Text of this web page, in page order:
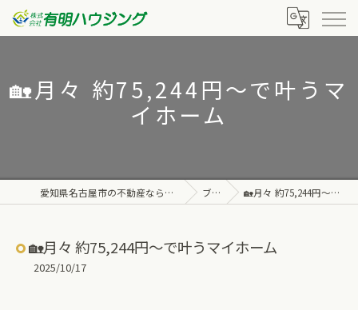
🏡月々 約75,244円〜で叶うマ
イホーム
愛知県名古屋市の不動産なら株式会社有明ハウジング ブログ 🏡月々 約75,244円〜で叶うマイホーム
🏡月々 約75,244円〜で叶うマイホーム
2025/10/17